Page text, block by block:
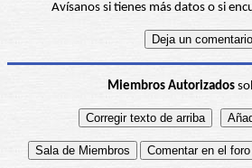
Avísanos si tienes más datos o si
Miembros Autorizados